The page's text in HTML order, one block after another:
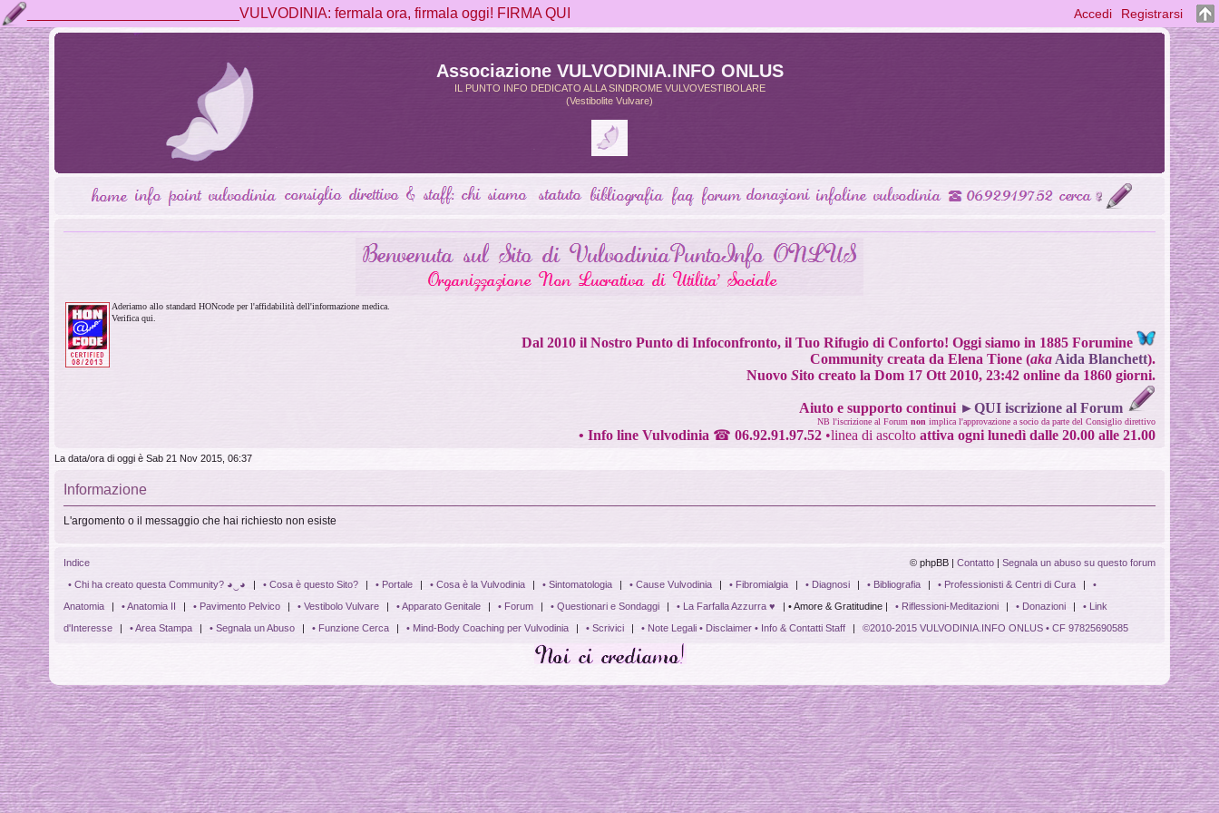
Accedi Registrarsi
__________________________VULVODINIA: fermala ora, firmala oggi! FIRMA QUI
Associazione VULVODINIA.INFO ONLUS
IL PUNTO INFO DEDICATO ALLA SINDROME VULVOVESTIBOLARE
(Vestibolite Vulvare)
Aderiamo allo standard HONcode per l'affidabilità dell'informazione medica.
Verifica qui.
Dal 2010 il Nostro Punto di Infoconfronto, il Tuo Rifugio di Conforto! Oggi siamo in 1885 Forumine
Community creata da Elena Tione (aka Aida Blanchett).
Nuovo Sito creato la Dom 17 Ott 2010, 23:42 online da 1860 giorni.
Aiuto e supporto continui ►QUI iscrizione al Forum
NB l'iscrizione al Forum non implica l'approvazione a socio da parte del Consiglio direttivo
• Info line Vulvodinia ☎ 06.92.91.97.52 •linea di ascolto attiva ogni lunedì dalle 20.00 alle 21.00
La data/ora di oggi è Sab 21 Nov 2015, 06:37
Informazione
L'argomento o il messaggio che hai richiesto non esiste
Indice ©phpBB | Contatto| Segnala un abuso su questo forum
• Chi ha creato questa Community? ◕‿◕
| • Cosa è questo Sito? | • Portale | • Cosa è la Vulvodinia | • Sintomatologia | • Cause Vulvodinia | • Fibromialgia | • Diagnosi | • Bibliografia | • Professionisti & Centri di Cura |
•
Anatomia
| • Anatomia II | • Pavimento Pelvico | • Vestibolo Vulvare | • Apparato Genitale | • Forum | • Questionari e Sondaggi | • La Farfalla Azzurra ♥ | • Amore & Gratitudine | • Riflessioni-Meditazioni | • Donazioni |
• Link
d'Interesse
| • Area Stampa | • Segnala un Abuso | • Funzione Cerca | • Mind-Body Coaching per Vulvodinia | • Scrivici | • Note Legali • Disclaimer • Info & Contatti Staff | ©2010-2015 VULVODINIA.INFO ONLUS • CF 97825690585